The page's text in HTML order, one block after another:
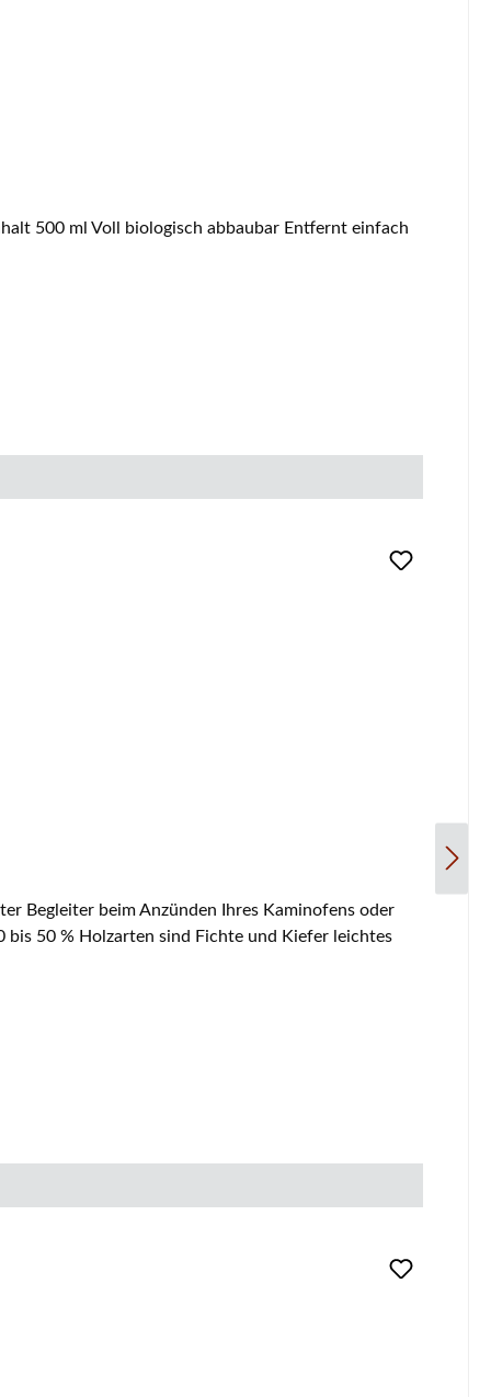
Begleiter beim Anzünden Ihres Kaminofens oder